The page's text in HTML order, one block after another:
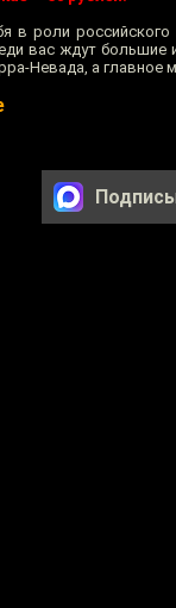
в роли
вас ждут
Невада, а главное